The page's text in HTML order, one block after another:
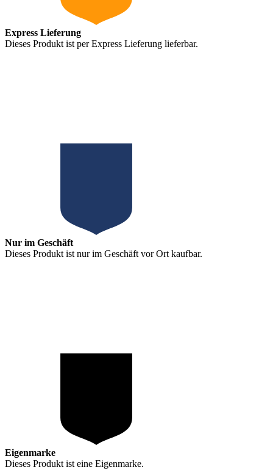
Express Lieferung
Dieses Produkt ist per Express Lieferung lieferbar.
Nur im Geschäft
Dieses Produkt ist nur im Geschäft vor Ort kaufbar.
Eigenmarke
Dieses Produkt ist eine Eigenmarke.